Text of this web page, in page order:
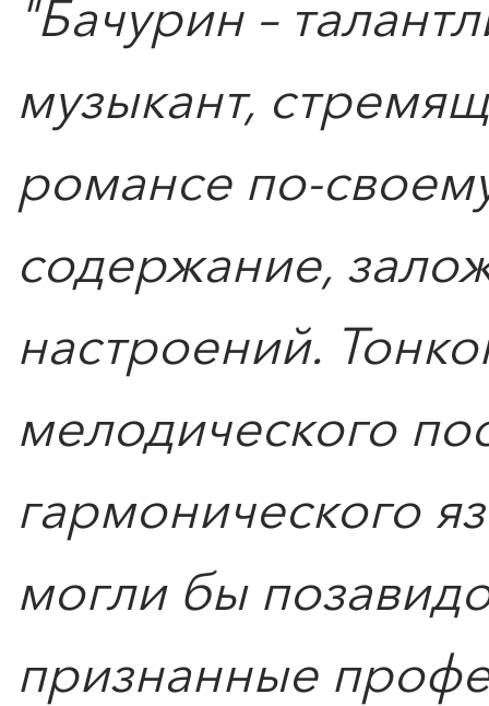
ПОИСК ПО МЕРОПРИЯТИЯМ
"Бачурин –
музыкант,
романсе по-
содержание,
настроений.
мелодического
гармонического
могли бы
признанные